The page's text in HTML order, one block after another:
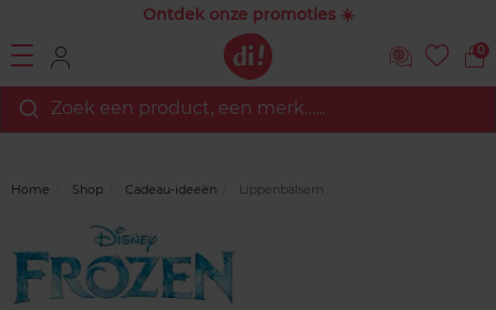
Ontdek onze promoties ☀️
0
Zoek een product, een merk…...
Home Shop Cadeau-ideeën Lippenbalsem